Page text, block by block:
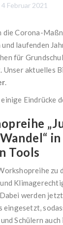
4 Februar 2021
die Corona-
laufenden
für
Unser aktuelles
.
Eindrücke
Tools
zu
werden
eingesetzt,
Schülern